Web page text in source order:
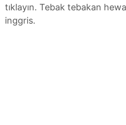
tıklayın. Tebak tebakan
inggris.